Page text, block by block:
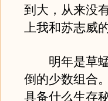
到大，从来没
上我和苏志威
明年是草蜢
倒的少数组合
具备什么生存